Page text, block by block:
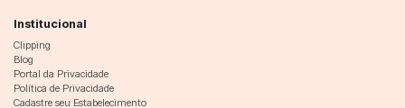
Institucional
Clipping
Blog
Portal da Privacidade
Política de Privacidade
Cadastre seu Estabelecimento